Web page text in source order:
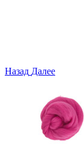
Назад Далее